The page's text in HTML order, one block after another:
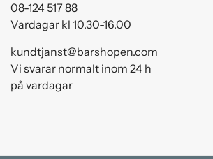
08-124 517 88
Vardagar kl 10.30-16.00
kundtjanst@barshopen.com
Vi svarar normalt inom 24 h
på vardagar